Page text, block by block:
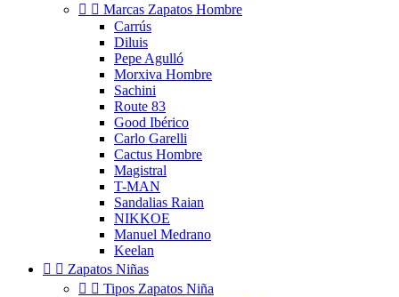
  Marcas Zapatos Hombre
Carrús
Diluis
Pepe Agulló
Morxiva Hombre
Sachini
Route 83
Good Ibérico
Carlo Garelli
Cactus Hombre
Magistral
T-MAN
Sandalias Raian
NIKKOE
Manuel Medrano
Keelan
  Zapatos Niñas
  Tipos Zapatos Niña